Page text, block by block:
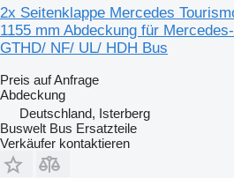
2x Seitenklappe Mercedes
1155 mm Abdeckung für
GTHD/ NF/ UL/ HDH Bus
Preis auf Anfrage
Abdeckung
Deutschland, Isterberg
Buswelt Bus Ersatzteile
Verkäufer kontaktieren